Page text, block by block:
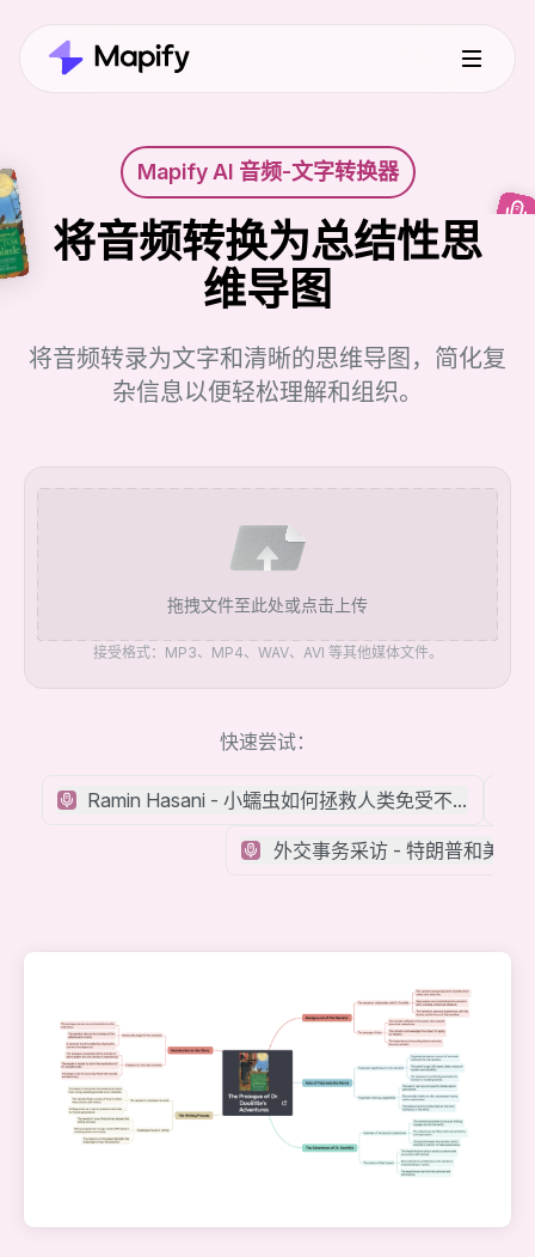
Mapify AI 音频-文字转换器
将音频转换为总结性思
维导图
将音频转录为文字和清晰的思维导图，简化复
杂信息以便轻松理解和组织。
拖拽文件至此处或点击上传
接受格式：MP3、MP4、WAV、AVI 等其他媒体文件。
快速尝试：
Ramin Hasani - 小蠕虫如何拯救人类免受不良 AI 的
外交事务采访 - 特朗普和美国